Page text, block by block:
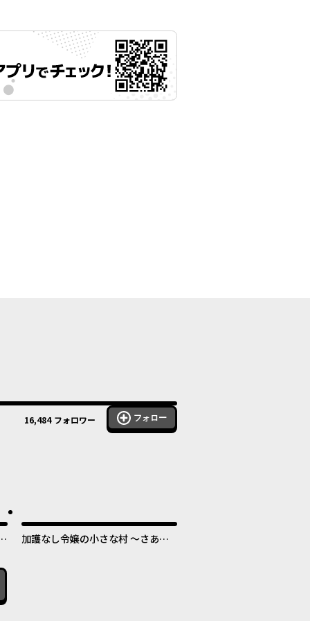
16,484 フォロワー フォロー
加護なし令嬢の小さな村 ～さあ、